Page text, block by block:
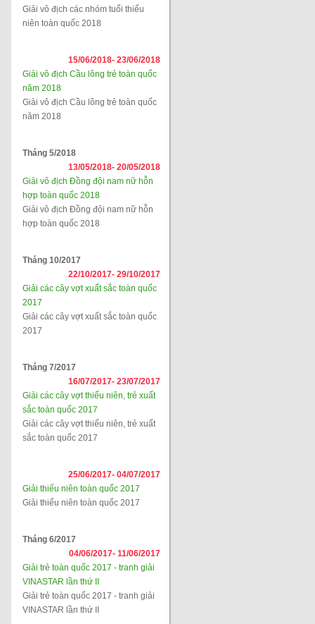
Giải vô địch các nhóm tuổi thiếu
niên toàn quốc 2018
15/06/2018- 23/06/2018
Giải vô địch Cầu lông trẻ toàn quốc
năm 2018
Giải vô địch Cầu lông trẻ toàn quốc
năm 2018
Tháng 5/2018
13/05/2018- 20/05/2018
Giải vô địch Đồng đội nam nữ hỗn
hợp toàn quốc 2018
Giải vô địch Đồng đội nam nữ hỗn
hợp toàn quốc 2018
Tháng 10/2017
22/10/2017- 29/10/2017
Giải các cây vợt xuất sắc toàn quốc
2017
Giải các cây vợt xuất sắc toàn quốc
2017
Tháng 7/2017
16/07/2017- 23/07/2017
Giải các cây vợt thiếu niên, trẻ xuất
sắc toàn quốc 2017
Giải các cây vợt thiếu niên, trẻ xuất
sắc toàn quốc 2017
25/06/2017- 04/07/2017
Giải thiếu niên toàn quốc 2017
Giải thiếu niên toàn quốc 2017
Tháng 6/2017
04/06/2017- 11/06/2017
Giải trẻ toàn quốc 2017 - tranh giải
VINASTAR lần thứ II
Giải trẻ toàn quốc 2017 - tranh giải
VINASTAR lần thứ II